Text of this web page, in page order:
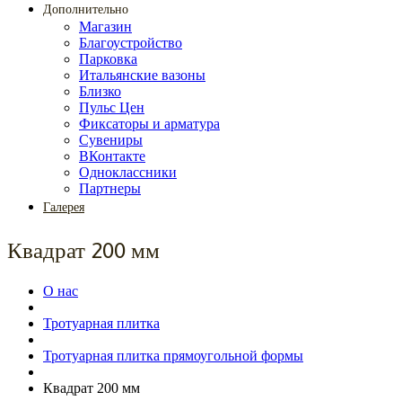
Дополнительно
Магазин
Благоустройство
Парковка
Итальянские вазоны
Близко
Пульс Цен
Фиксаторы и арматура
Сувениры
ВКонтакте
Одноклассники
Партнеры
Галерея
Квадрат 200 мм
О нас
Тротуарная плитка
Тротуарная плитка прямоугольной формы
Квадрат 200 мм